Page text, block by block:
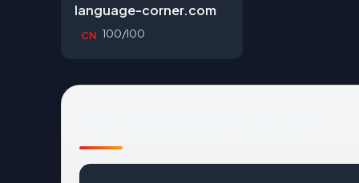
language-corner.com
CN 100/100